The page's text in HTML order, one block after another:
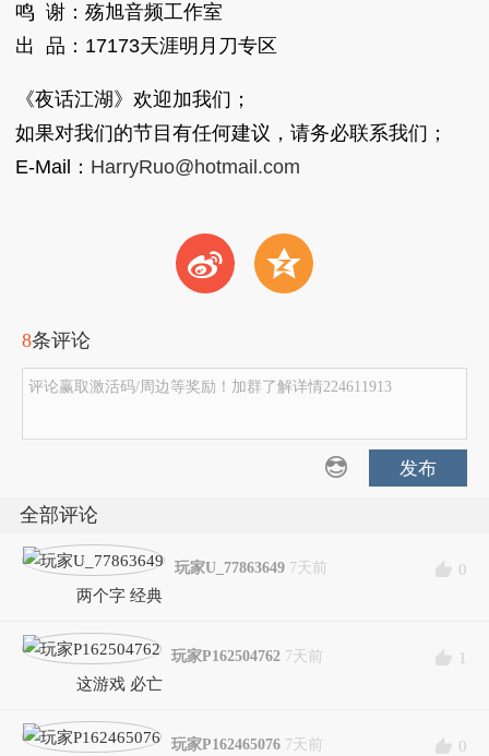
鸣 谢：殇旭音频工作室
出 品：17173天涯明月刀专区
《夜话江湖》欢迎加我们；
如果对我们的节目有任何建议，请务必联系我们；
E-Mail： HarryRuo@hotmail.com
t z
8条评论
评论赢取激活码/周边等奖励！加群了解详情224611913
发布
全部评论
玩家U_77863649 7天前
0
两个字 经典
玩家P162504762 7天前
1
这游戏 必亡
玩家P162465076 7天前
0